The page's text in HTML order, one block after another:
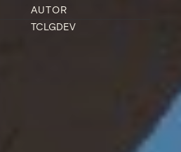
AUTOR
TCLGDEV